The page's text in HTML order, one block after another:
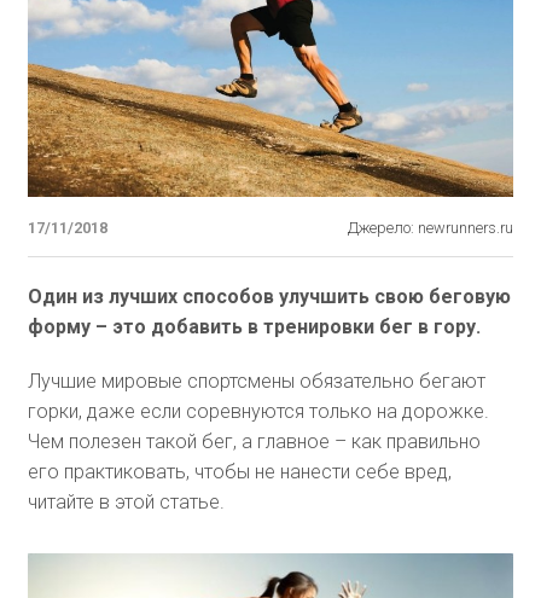
17/11/2018 Джерело: newrunners.ru
Один из лучших способов улучшить свою беговую
форму – это добавить в тренировки бег в гору.
Лучшие мировые спортсмены обязательно бегают
горки, даже если соревнуются только на дорожке.
Чем полезен такой бег, а главное – как правильно
его практиковать, чтобы не нанести себе вред,
читайте в этой статье.